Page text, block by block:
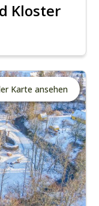
Kloster
Karte ansehen